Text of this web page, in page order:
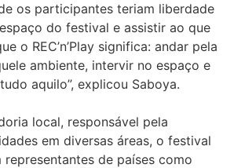
os participantes teriam liberdade
do festival e assistir ao que
o REC’n’Play significa: andar pela
ambiente, intervir no espaço e
aquilo”, explicou Saboya.
local, responsável pela
em diversas áreas, o festival
de países como